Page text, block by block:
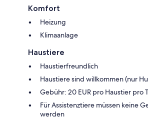
Komfort
Heizung
Klimaanlage
Haustiere
Haustierfreundlich
Haustiere sind willkommen (nur
Gebühr: 20 EUR pro Haustier pro
Für Assistenztiere müssen keine
werden